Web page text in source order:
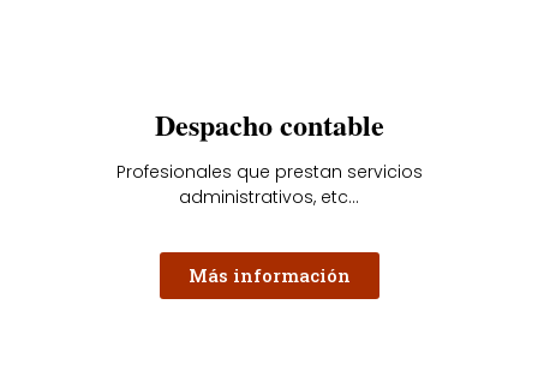
Despacho contable
Profesionales que prestan servicios
administrativos, etc...
Más información